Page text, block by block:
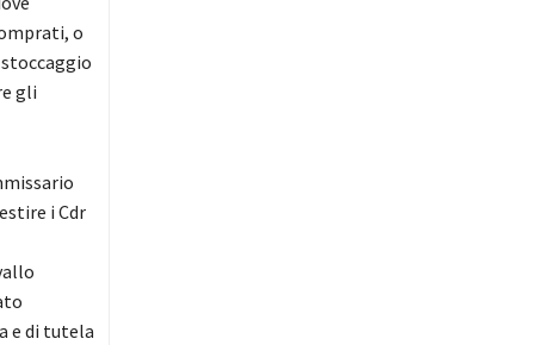
o
gli
i Cdr
e di tutela